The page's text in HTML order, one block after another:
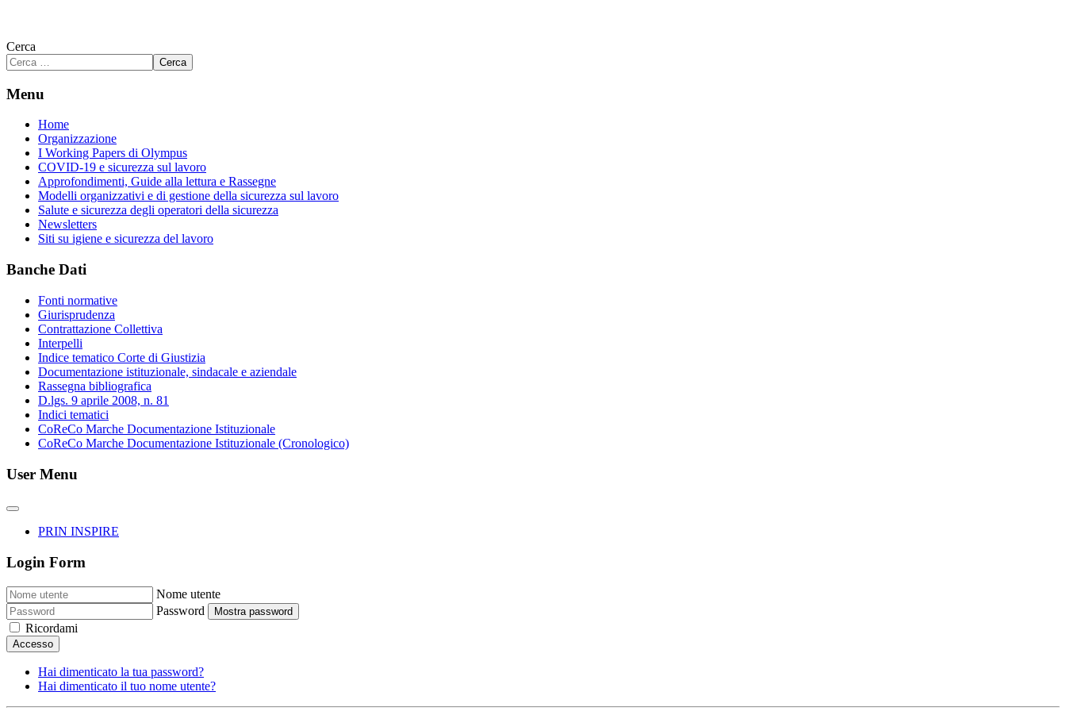
Cerca
Cerca
Menu
Home
Organizzazione
I Working Papers di Olympus
COVID-19 e sicurezza sul lavoro
Approfondimenti, Guide alla lettura e Rassegne
Modelli organizzativi e di gestione della sicurezza sul lavoro
Salute e sicurezza degli operatori della sicurezza
Newsletters
Siti su igiene e sicurezza del lavoro
Banche Dati
Fonti normative
Giurisprudenza
Contrattazione Collettiva
Interpelli
Indice tematico Corte di Giustizia
Documentazione istituzionale, sindacale e aziendale
Rassegna bibliografica
D.lgs. 9 aprile 2008, n. 81
Indici tematici
CoReCo Marche Documentazione Istituzionale
CoReCo Marche Documentazione Istituzionale (Cronologico)
User Menu
PRIN INSPIRE
Login Form
Nome utente
Password
Mostra password
Ricordami
Accesso
Hai dimenticato la tua password?
Hai dimenticato il tuo nome utente?